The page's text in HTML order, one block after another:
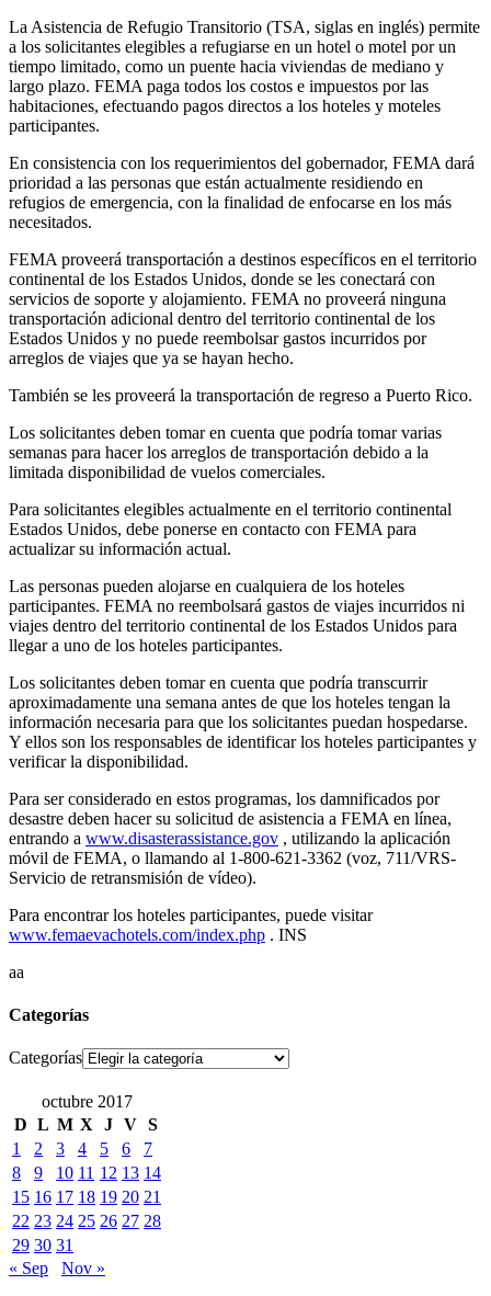
La Asistencia de Refugio Transitorio (TSA, siglas en inglés) permite
a los solicitantes elegibles a refugiarse en un hotel o motel por un
tiempo limitado, como un puente hacia viviendas de mediano y
largo plazo. FEMA paga todos los costos e impuestos por las
habitaciones, efectuando pagos directos a los hoteles y moteles
participantes.
En consistencia con los requerimientos del gobernador, FEMA dará
prioridad a las personas que están actualmente residiendo en
refugios de emergencia, con la finalidad de enfocarse en los más
necesitados.
FEMA proveerá transportación a destinos específicos en el territorio
continental de los Estados Unidos, donde se les conectará con
servicios de soporte y alojamiento. FEMA no proveerá ninguna
transportación adicional dentro del territorio continental de los
Estados Unidos y no puede reembolsar gastos incurridos por
arreglos de viajes que ya se hayan hecho.
También se les proveerá la transportación de regreso a Puerto Rico.
Los solicitantes deben tomar en cuenta que podría tomar varias
semanas para hacer los arreglos de transportación debido a la
limitada disponibilidad de vuelos comerciales.
Para solicitantes elegibles actualmente en el territorio continental
Estados Unidos, debe ponerse en contacto con FEMA para
actualizar su información actual.
Las personas pueden alojarse en cualquiera de los hoteles
participantes. FEMA no reembolsará gastos de viajes incurridos ni
viajes dentro del territorio continental de los Estados Unidos para
llegar a uno de los hoteles participantes.
Los solicitantes deben tomar en cuenta que podría transcurrir
aproximadamente una semana antes de que los hoteles tengan la
información necesaria para que los solicitantes puedan hospedarse.
Y ellos son los responsables de identificar los hoteles participantes y
verificar la disponibilidad.
Para ser considerado en estos programas, los damnificados por
desastre deben hacer su solicitud de asistencia a FEMA en línea,
entrando a www.disasterassistance.gov , utilizando la aplicación
móvil de FEMA, o llamando al 1-800-621-3362 (voz, 711/VRS-
Servicio de retransmisión de vídeo).
Para encontrar los hoteles participantes, puede visitar
www.femaevachotels.com/index.php . INS
aa
Categorías
Categorías
octubre 2017
D L M X J V S
1
2 3 4 5 6
7
8
9 10 11 12 13 14
15 16 17 18 19 20 21
22 23 24 25 26 27 28
29 30 31
« Sep
Nov »